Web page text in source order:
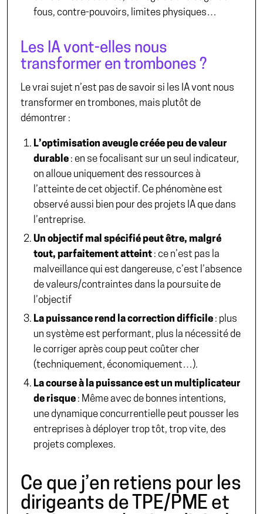
fous, contre-pouvoirs, limites physiques…
Les IA vont-elles nous
transformer en trombones ?
Le vrai sujet n’est pas de savoir si les IA vont nous
transformer en trombones, mais plutôt de
démontrer :
L’optimisation aveugle créée peu de valeur
durable : en se focalisant sur un seul indicateur,
on alloue uniquement des ressources à
l’atteinte de cet objectif. Ce phénomène est
observé aussi bien pour des projets IA que dans
l’entreprise.
Un objectif mal spécifié peut être, malgré
tout, parfaitement atteint : ce n’est pas la
malveillance qui est dangereuse, c’est l’absence
de valeurs/contraintes dans la poursuite de
l’objectif
La puissance rend la correction difficile : plus
un système est performant, plus la nécessité de
le corriger après coup peut coûter cher
(techniquement, économiquement…).
La course à la puissance est un multiplicateur
de risque : Même avec de bonnes intentions,
une dynamique concurrentielle peut pousser les
entreprises à déployer trop tôt, trop vite, des
projets complexes.
Ce que j’en retiens pour les
dirigeants de TPE/PME et